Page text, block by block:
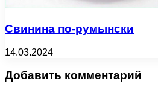
Свинина по-румынски
14.03.2024
Добавить комментарий